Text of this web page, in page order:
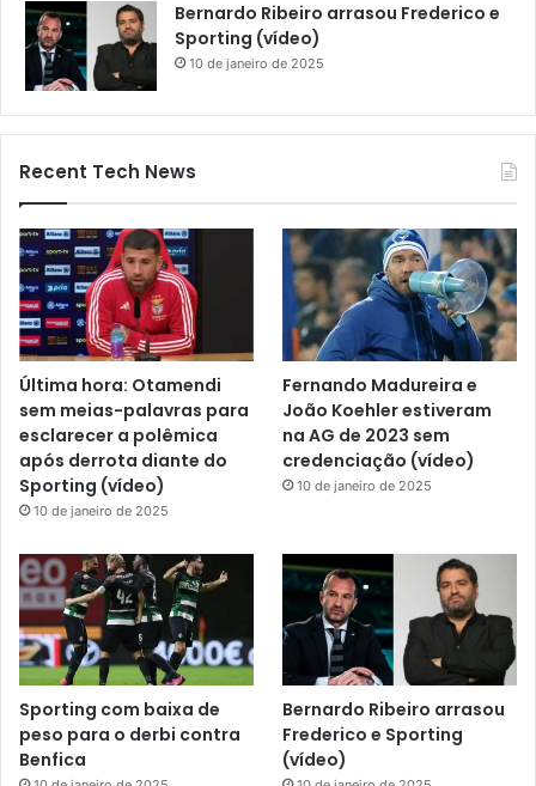
Bernardo Ribeiro arrasou Frederico e
Sporting (vídeo)
10 de janeiro de 2025
Recent Tech News
Última hora: Otamendi
sem meias-palavras para
esclarecer a polêmica
após derrota diante do
Sporting (vídeo)
10 de janeiro de 2025
Fernando Madureira e
João Koehler estiveram
na AG de 2023 sem
credenciação (vídeo)
10 de janeiro de 2025
Sporting com baixa de
peso para o derbi contra
Benfica
Bernardo Ribeiro arrasou
Frederico e Sporting
(vídeo)